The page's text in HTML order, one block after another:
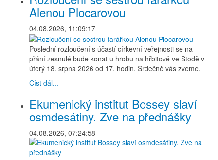
Alenou Plocarovou
04.08.2026, 11:09:17
Poslední rozloučení s účastí církevní veřejnosti se na
přání zesnulé bude konat u hrobu na hřbitově ve Stodě v
úterý 18. srpna 2026 od 17. hodin. Srdečně vás zveme.
Číst dál...
Ekumenický institut Bossey slaví
osmdesátiny. Zve na přednášky
04.08.2026, 07:24:58